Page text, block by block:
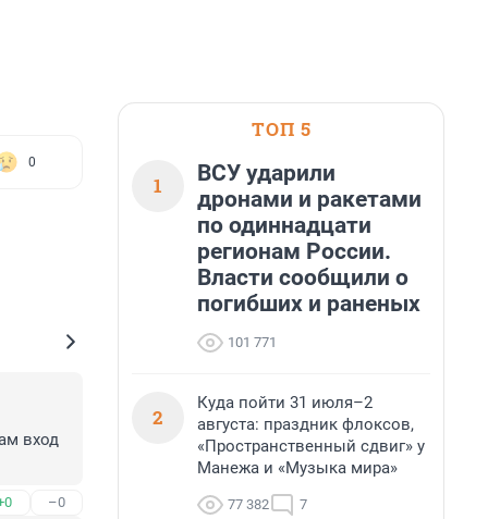
0
вход
–0
ТОП 5
1
ВСУ ударили
дронами и ракетами
по одиннадцати
регионам России.
Власти сообщили о
погибших и раненых
101 771
2
Куда пойти 31 июля–2
августа: праздник флоксов,
«Пространственный сдвиг» у
Манежа и «Музыка мира»
77 382 7